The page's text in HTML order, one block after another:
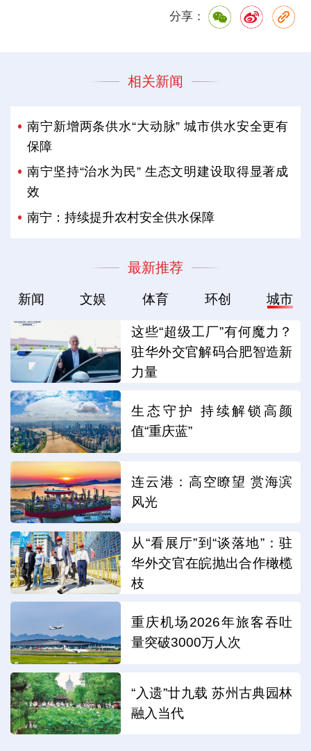
分享：
相关新闻
南宁新增两条供水“大动脉” 城市供水安全更有
保障
南宁坚持“治水为民” 生态文明建设取得显著成
效
南宁：持续提升农村安全供水保障
最新推荐
新闻 文娱 体育 环创 城市
这些“超级工厂”有何魔力？
驻华外交官解码合肥智造新
力量
生态守护 持续解锁高颜
值“重庆蓝”
连云港：高空瞭望 赏海滨
风光
从“看展厅”到“谈落地”：驻
华外交官在皖抛出合作橄榄
枝
重庆机场2026年旅客吞吐
量突破3000万人次
“入遗”廿九载 苏州古典园林
融入当代